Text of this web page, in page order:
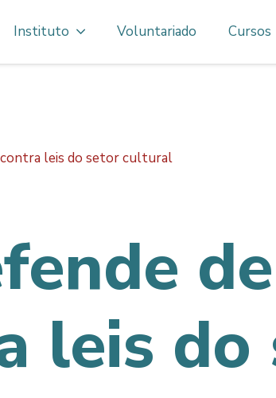
Instituto Voluntariado Cursos
leis do setor cultural
leis do